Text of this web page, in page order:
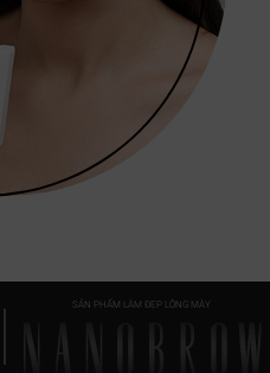
SẢN PHẨM LÀM ĐẸP LÔNG MÀY